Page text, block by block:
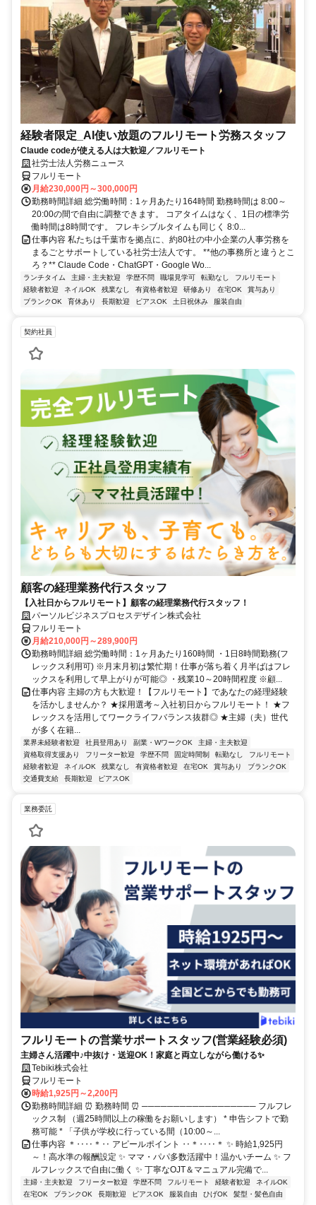
経験者限定_AI使い放題のフルリモート労務スタッフ
Claude codeが使える人は大歓迎／フルリモート
社労士法人労務ニュース
フルリモート
月給230,000円～300,000円
勤務時間詳細 総労働時間：1ヶ月あたり164時間 勤務時間は 8:00～
20:00の間で自由に調整できます。 コアタイムはなく、1日の標準労
働時間は8時間です。 フレキシブルタイムも同じく 8:0...
仕事内容 私たちは千葉市を拠点に、約80社の中小企業の人事労務を
まるごとサポートしている社労士法人です。 **他の事務所と違うとこ
ろ？** Claude Code・ChatGPT・Google Wo...
ランチタイム 主婦・主夫歓迎 学歴不問 職場見学可 転勤なし
フルリモート
経験者歓迎
ネイルOK 残業なし 有資格者歓迎 研修あり 在宅OK
賞与あり
ブランクOK
育休あり 長期歓迎 ピアスOK 土日祝休み 服装自由
契約社員
顧客の経理業務代行スタッフ
【入社日からフルリモート】顧客の経理業務代行スタッフ！
パーソルビジネスプロセスデザイン株式会社
フルリモート
月給210,000円～289,900円
勤務時間詳細 総労働時間：1ヶ月あたり160時間 ・1日8時間勤務(フ
レックス利用可) ※月末月初は繁忙期！仕事が落ち着く月半ばはフレ
ックスを利用して早上がりが可能◎ ・残業10～20時間程度 ※顧...
仕事内容 主婦の方も大歓迎！【フルリモート】であなたの経理経験
を活かしませんか？ ★採用選考～入社初日からフルリモート！ ★フ
レックスを活用してワークライフバランス抜群◎ ★主婦（夫）世代
が多く在籍...
業界未経験者歓迎 社員登用あり 副業・WワークOK
主婦・主夫歓迎
資格取得支援あり
フリーター歓迎 学歴不問 固定時間制 転勤なし
フルリモート
経験者歓迎
ネイルOK 残業なし 有資格者歓迎 在宅OK 賞与あり
ブランクOK
交通費支給
長期歓迎 ピアスOK
業務委託
フルリモートの営業サポートスタッフ(営業経験必須)
主婦さん活躍中♪中抜け・送迎OK！家庭と両立しながら働ける✨
Tebiki株式会社
フルリモート
時給1,925円～2,200円
勤務時間詳細 ⏰ 勤務時間 ⏰ ────────────────── フルフレ
ックス制 （週25時間以上の稼働をお願いします） * 申告シフトで勤
務可能 * 「子供が学校に行っている間（10:00～...
仕事内容 ＊‥‥＊‥ アピールポイント ‥＊‥‥＊ ✨ 時給1,925円
～！高水準の報酬設定 ✨ ママ・パパ多数活躍中！温かいチーム ✨ フ
ルフレックスで自由に働く ✨ 丁寧なOJT＆マニュアル完備で...
主婦・主夫歓迎 フリーター歓迎 学歴不問 フルリモート 経験者歓迎
ネイルOK
在宅OK
ブランクOK 長期歓迎 ピアスOK 服装自由 ひげOK 髪型・髪色自由